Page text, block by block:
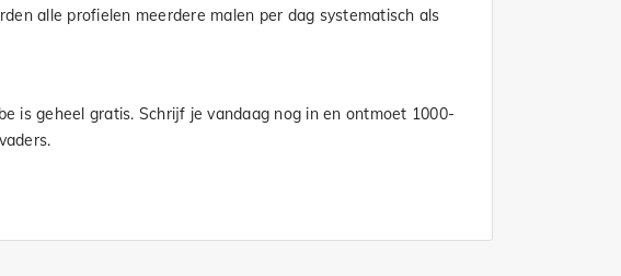
alle profielen meerdere malen per dag systematisch als
is geheel gratis. Schrijf je vandaag nog in en ontmoet 1000-